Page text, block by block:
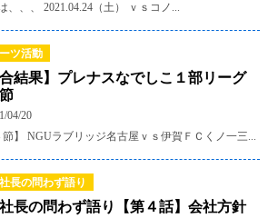
、、、 2021.04.24（土） ｖｓコノ...
ツ活動
合結果】プレナスなでしこ１部リーグ
04/20
節】 NGUラブリッジ名古屋ｖｓ伊賀ＦＣくノ一三...
長の問わず語り
長の問わず語り【第４話】会社方針